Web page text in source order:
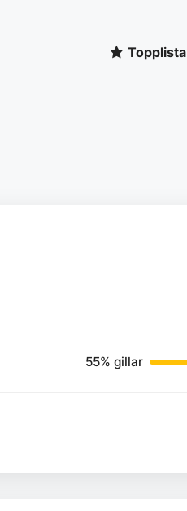
Topplista
55% gillar